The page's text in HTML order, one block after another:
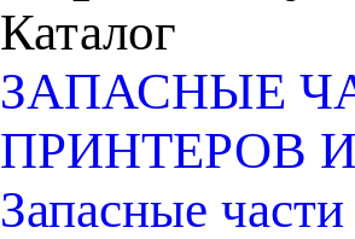
Каталог
ЗАПАСНЫЕ
ПРИНТЕРОВ
Запасные